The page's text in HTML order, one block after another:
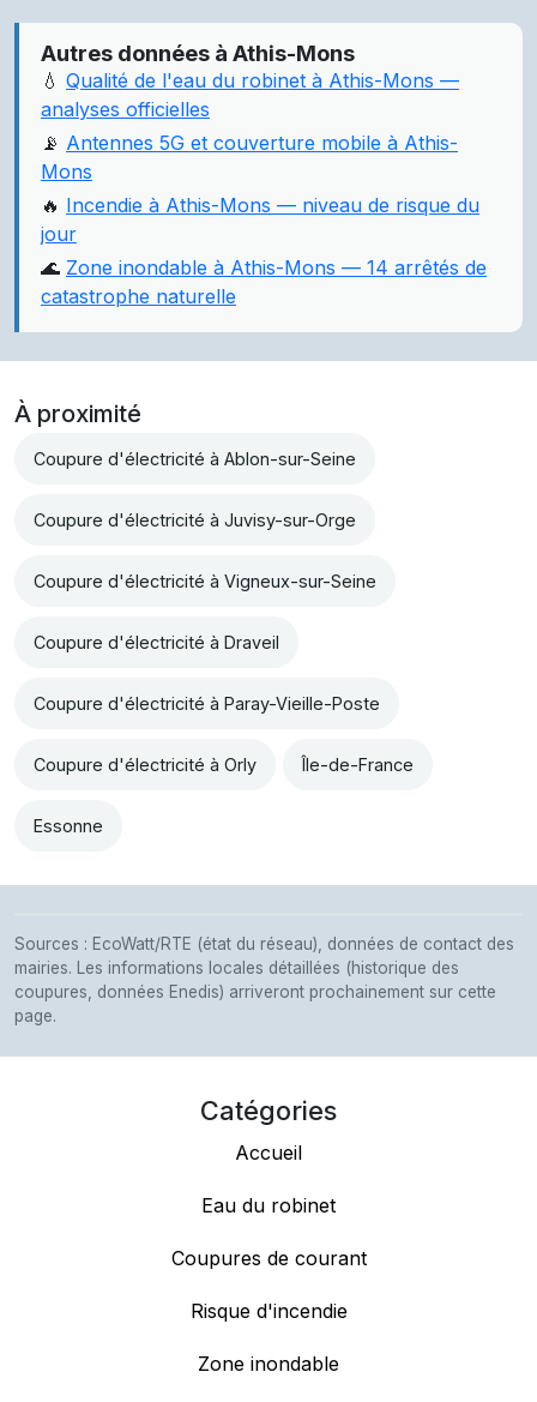
Autres données à Athis-Mons
💧 Qualité de l'eau du robinet à Athis-Mons —
analyses officielles
📡 Antennes 5G et couverture mobile à Athis-
Mons
🔥 Incendie à Athis-Mons — niveau de risque du
jour
🌊 Zone inondable à Athis-Mons — 14 arrêtés de
catastrophe naturelle
À proximité
Coupure d'électricité à Ablon-sur-Seine
Coupure d'électricité à Juvisy-sur-Orge
Coupure d'électricité à Vigneux-sur-Seine
Coupure d'électricité à Draveil
Coupure d'électricité à Paray-Vieille-Poste
Coupure d'électricité à Orly Île-de-France
Essonne
Sources : EcoWatt/RTE (état du réseau), données de contact des
mairies. Les informations locales détaillées (historique des
coupures, données Enedis) arriveront prochainement sur cette
page.
Catégories
Accueil
Eau du robinet
Coupures de courant
Risque d'incendie
Zone inondable